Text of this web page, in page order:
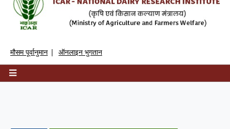
मौसम पूर्वानुमान ऑनलाइन भुगतान